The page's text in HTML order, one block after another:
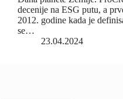
decenije na ESG putu, a
2012. godine kada je
se…
23.04.2024